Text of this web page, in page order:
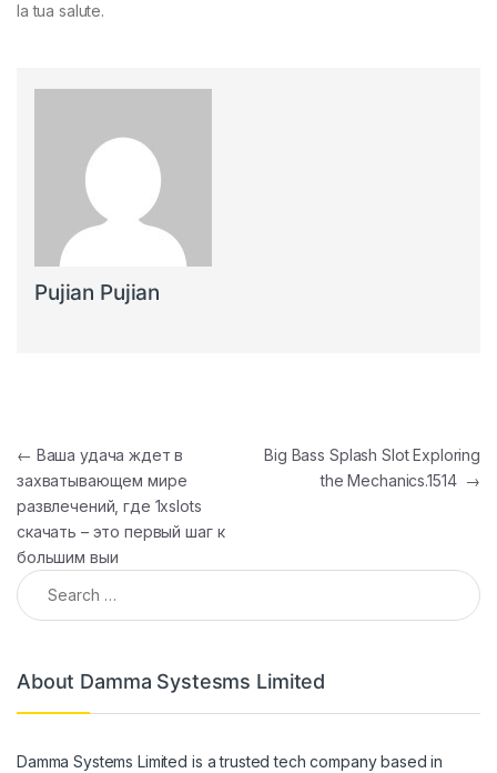
la tua salute.
Pujian Pujian
Post navigation
← Ваша удача ждет в
захватывающем мире
развлечений, где 1xslots
скачать – это первый шаг к
большим выи
Big Bass Splash Slot Exploring
the Mechanics.1514 →
Search for:
About Damma Systesms Limited
Damma Systems Limited is a trusted tech company based in